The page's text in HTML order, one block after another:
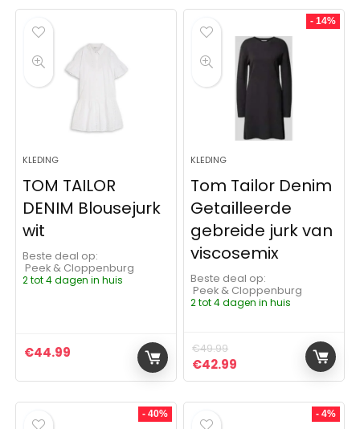
KLEDING
TOM TAILOR
DENIM Blousejurk
wit
Beste deal op:
Peek & Cloppenburg
2 tot 4 dagen in huis
€44.99
- 14%
KLEDING
Tom Tailor Denim
Getailleerde
gebreide jurk van
viscosemix
Beste deal op:
Peek & Cloppenburg
2 tot 4 dagen in huis
€49.99
Oorspronkelijke prijs
€42.99 Huidige prijs is:
- 40% - 4%